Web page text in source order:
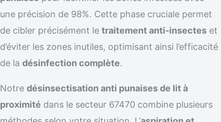
une précision de 98%. Cette phase cruciale permet
de cibler précisément le traitement anti-insectes et
d’éviter les zones inutiles, optimisant ainsi l’efficacité
de la désinfection complète.
Notre désinsectisation anti punaises de lit à
proximité dans le secteur 67470 combine plusieurs